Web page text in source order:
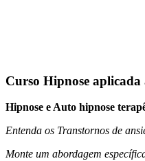
Curso Hipnose
Hipnose e Auto hipnose
Entenda os Transtornos de
Monte um abordagem